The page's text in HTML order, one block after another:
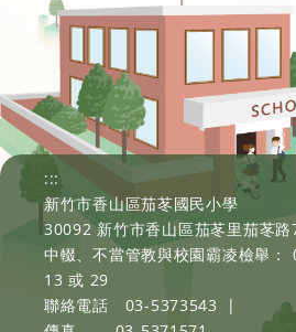
:::
新竹市香山區茄苳國民小學
30092 新竹市香山區茄苳里茄苳路
中輟、不當管教與校園霸凌檢舉
13 或 29
聯絡電話
03-5373543
|